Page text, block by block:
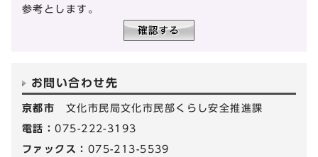
参考とします。
お問い合わせ先
京都市 文化市民局文化市民部くらし安全推進課
電話：075-222-3193
ファックス： 075-213-5539